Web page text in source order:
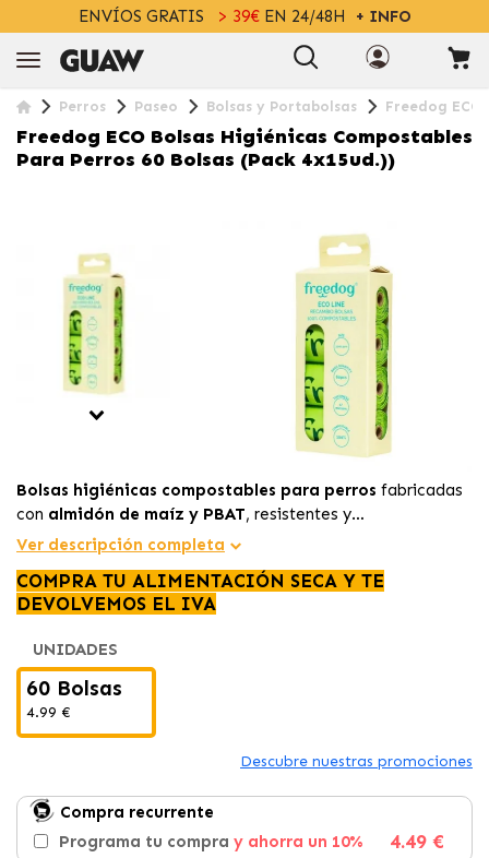
ENVÍOS GRATIS > 39€EN 24/48H + INFO
Perros Paseo Bolsas y Portabolsas Freedog ECO
Freedog ECO Bolsas Higiénicas Compostables
Para Perros 60 Bolsas (Pack 4x15ud.))
Bolsas higiénicas compostables para perros fabricadas
con almidón de maíz y PBAT, resistentes y
biodegradables. Concertificación TUV
Incluyen4 rollos de 15 bolsas.
Ver descripción completa
COMPRA TU ALIMENTACIÓN SECA Y TE
DEVOLVEMOS EL IVA
UNIDADES
60 Bolsas
4.99 €
Descubre nuestras promociones
Compra recurrente
Programa tu compra y ahorra un 10% 4.49 €